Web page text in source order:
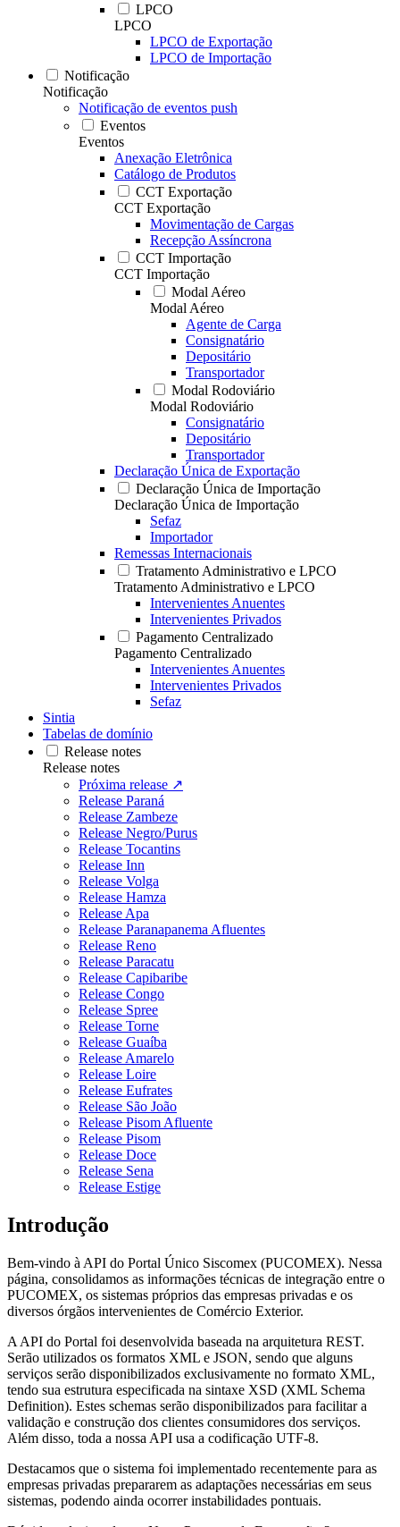
LPCO
LPCO
LPCO de Exportação
LPCO de Importação
Notificação
Notificação
Notificação de eventos push
Eventos
Eventos
Anexação Eletrônica
Catálogo de Produtos
CCT Exportação
CCT Exportação
Movimentação de Cargas
Recepção Assíncrona
CCT Importação
CCT Importação
Modal Aéreo
Modal Aéreo
Agente de Carga
Consignatário
Depositário
Transportador
Modal Rodoviário
Modal Rodoviário
Consignatário
Depositário
Transportador
Declaração Única de Exportação
Declaração Única de Importação
Declaração Única de Importação
Sefaz
Importador
Remessas Internacionais
Tratamento Administrativo e LPCO
Tratamento Administrativo e LPCO
Intervenientes Anuentes
Intervenientes Privados
Pagamento Centralizado
Pagamento Centralizado
Intervenientes Anuentes
Intervenientes Privados
Sefaz
Sintia
Tabelas de domínio
Release notes
Release notes
Próxima release ↗
Release Paraná
Release Zambeze
Release Negro/Purus
Release Tocantins
Release Inn
Release Volga
Release Hamza
Release Apa
Release Paranapanema Afluentes
Release Reno
Release Paracatu
Release Capibaribe
Release Congo
Release Spree
Release Torne
Release Guaíba
Release Amarelo
Release Loire
Release Eufrates
Release São João
Release Pisom Afluente
Release Pisom
Release Doce
Release Sena
Release Estige
Introdução
Bem-vindo à API do Portal Único Siscomex (PUCOMEX). Nessa
página, consolidamos as informações técnicas de integração entre o
PUCOMEX, os sistemas próprios das empresas privadas e os
diversos órgãos intervenientes de Comércio Exterior.
A API do Portal foi desenvolvida baseada na arquitetura REST.
Serão utilizados os formatos XML e JSON, sendo que alguns
serviços serão disponibilizados exclusivamente no formato XML,
tendo sua estrutura especificada na sintaxe XSD (XML Schema
Definition). Estes schemas serão disponibilizados para facilitar a
validação e construção dos clientes consumidores dos serviços.
Além disso, toda a nossa API usa a codificação UTF-8.
Destacamos que o sistema foi implementado recentemente para as
empresas privadas prepararem as adaptações necessárias em seus
sistemas, podendo ainda ocorrer instabilidades pontuais.